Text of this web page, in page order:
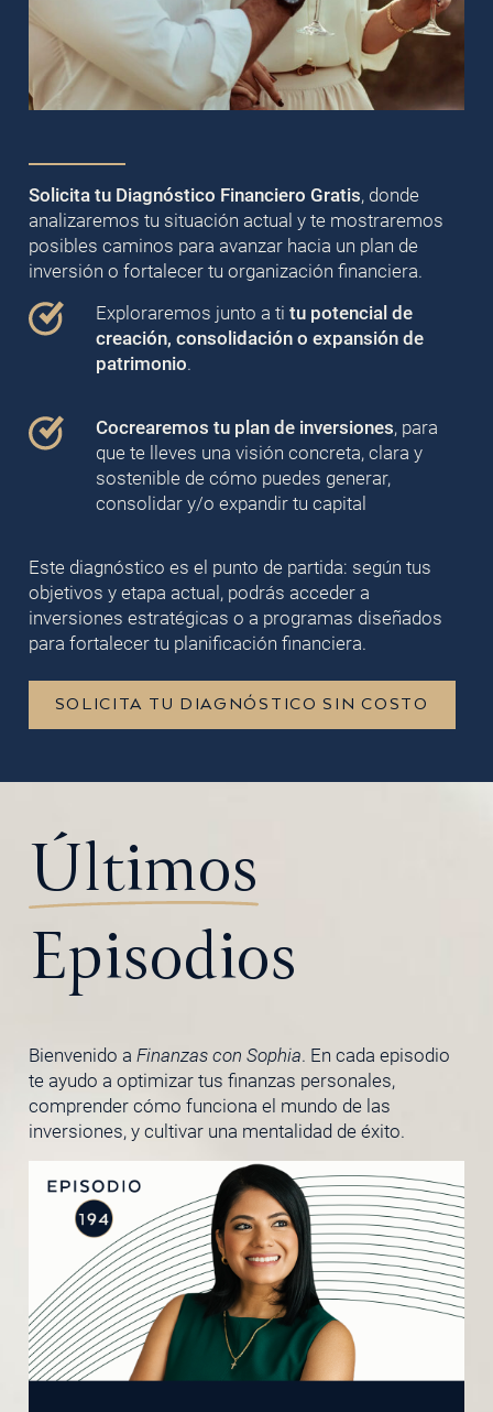
Solicita tu Diagnóstico Financiero Gratis, donde
analizaremos tu situación actual y te mostraremos
posibles caminos para avanzar hacia un plan de
inversión o fortalecer tu organización financiera.
Exploraremos junto a ti tu potencial de
creación, consolidación o expansión de
patrimonio.
Cocrearemos tu plan de inversiones, para
que te lleves una visión concreta, clara y
sostenible de cómo puedes generar,
consolidar y/o expandir tu capital
Este diagnóstico es el punto de partida: según tus
objetivos y etapa actual, podrás acceder a
inversiones estratégicas o a programas diseñados
para fortalecer tu planificación financiera.
SOLICITA TU DIAGNÓSTICO SIN COSTO
Últimos
Episodios
Bienvenido a Finanzas con Sophia. En cada episodio
te ayudo a optimizar tus finanzas personales,
comprender cómo funciona el mundo de las
inversiones, y cultivar una mentalidad de éxito.